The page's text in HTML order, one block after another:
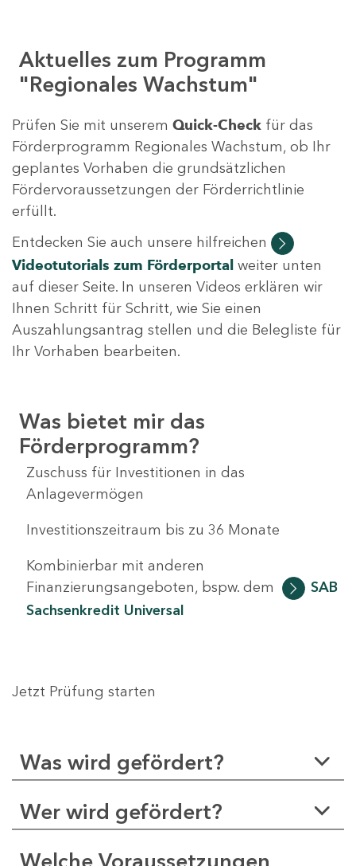
Aktuelles zum Programm
"Regionales Wachstum"
Prüfen Sie mit unserem Quick-Check für das
Förderprogramm Regionales Wachstum, ob Ihr
geplantes Vorhaben die grundsätzlichen
Fördervoraussetzungen der Förderrichtlinie
erfüllt.
Entdecken Sie auch unsere hilfreichen
Videotutorials zum Förderportal weiter unten
auf dieser Seite. In unseren Videos erklären wir
Ihnen Schritt für Schritt, wie Sie einen
Auszahlungsantrag stellen und die Belegliste für
Ihr Vorhaben bearbeiten.
Was bietet mir das
Förderprogramm?
Zuschuss für Investitionen in das
Anlagevermögen
Investitionszeitraum bis zu 36 Monate
Kombinierbar mit anderen
Finanzierungsangeboten, bspw. dem
SAB
Sachsenkredit Universal
Jetzt Prüfung starten
Was wird gefördert?
Wer wird gefördert?
Welche Voraussetzungen